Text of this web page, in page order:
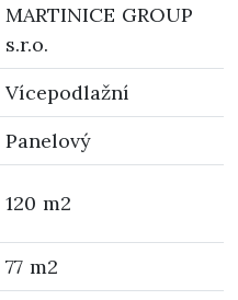
MARTINICE GROUP
s.r.o.
Vícepodlažní
Panelový
120 m2
77 m2